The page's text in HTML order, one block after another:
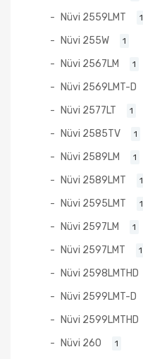
Nüvi 2559LMT 1
Nüvi 255W 1
Nüvi 2567LM 1
Nüvi 2569LMT-D
Nüvi 2577LT 1
Nüvi 2585TV 1
Nüvi 2589LM 1
Nüvi 2589LMT 1
Nüvi 2595LMT 1
Nüvi 2597LM 1
Nüvi 2597LMT 1
Nüvi 2598LMTHD
Nüvi 2599LMT-D
Nüvi 2599LMTHD
Nüvi 260 1